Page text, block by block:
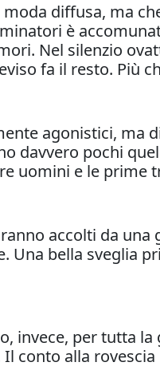
moda diffusa, ma
è
Nel silenzio
fa il resto. Più
agonistici, ma
davvero pochi
uomini e le prime
accolti da
Una bella sveglia
invece, per tutta
conto alla rovescia